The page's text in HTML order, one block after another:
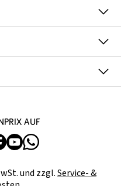
auf
und zzgl.Service- &